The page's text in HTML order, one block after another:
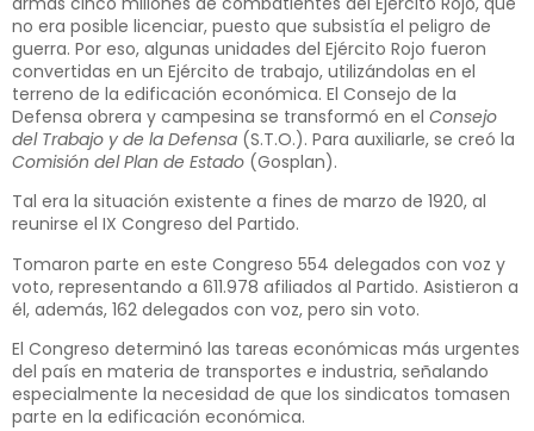
no era posible licenciar, puesto que subsistía el peligro de
guerra. Por eso, algunas unidades del Ejército Rojo fueron
convertidas en un Ejército de trabajo, utilizándolas en el
terreno de la edificación económica. El Consejo de la
Defensa obrera y campesina se transformó en el Consejo
del Trabajo y de la Defensa (S.T.O.). Para auxiliarle, se creó la
Comisión del Plan de Estado (Gosplan).
Tal era la situación existente a fines de marzo de 1920, al
reunirse el IX Congreso del Partido.
Tomaron parte en este Congreso 554 delegados con voz y
voto, representando a 611.978 afiliados al Partido. Asistieron a
él, además, 162 delegados con voz, pero sin voto.
El Congreso determinó las tareas económicas más urgentes
del país en materia de transportes e industria, señalando
especialmente la necesidad de que los sindicatos tomasen
parte en la edificación económica.